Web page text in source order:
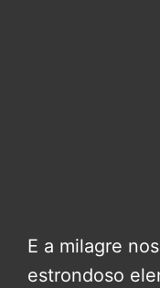
E a milagre
estrondoso